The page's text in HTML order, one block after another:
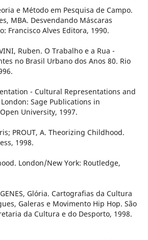
e Método em Pesquisa de Campo.
MBA. Desvendando Máscaras
Francisco Alves Editora, 1990.
Ruben. O Trabalho e a Rua -
no Brasil Urbano dos Anos 80. Rio
- Cultural Representations and
Sage Publications in
University, 1997.
PROUT, A. Theorizing Childhood.
1998.
London/New York: Routledge,
Glória. Cartografias da Cultura
Galeras e Movimento Hip Hop. São
da Cultura e do Desporto, 1998.